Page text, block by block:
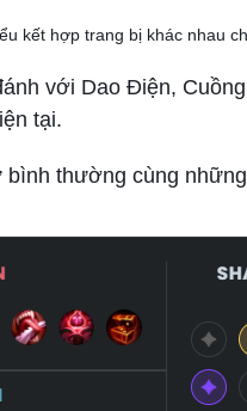
kết hợp trang bị khác nhau
với Dao Điện,
tại.
thường cùng